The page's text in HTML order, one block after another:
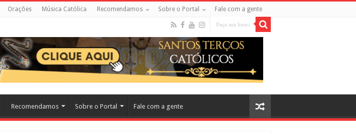
Orações Música Católica Recomendamos Sobre o Portal Fale com a gente
Recomendamos Sobre o Portal Fale com a gente